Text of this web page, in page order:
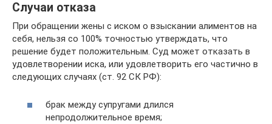
Случаи отказа
При обращении жены с иском о взыскании алиментов на
себя, нельзя со 100% точностью утверждать, что
решение будет положительным. Суд может отказать в
удовлетворении иска, или удовлетворить его частично в
следующих случаях (ст. 92 СК РФ):
брак между супругами длился
непродолжительное время;